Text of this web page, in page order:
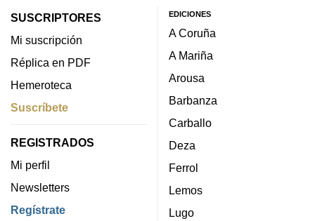
SUSCRIPTORES
Mi suscripción
Réplica en PDF
Hemeroteca
Suscríbete
REGISTRADOS
Mi perfil
Newsletters
Regístrate
EDICIONES
A Coruña
A Mariña
Arousa
Barbanza
Carballo
Deza
Ferrol
Lemos
Lugo